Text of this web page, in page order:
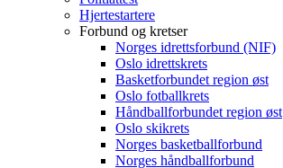
Hjertestartere
Forbund og kretser
Norges idrettsforbund (NIF)
Oslo idrettskrets
Basketforbundet region øst
Oslo fotballkrets
Håndballforbundet region øst
Oslo skikrets
Norges basketballforbund
Norges håndballforbund